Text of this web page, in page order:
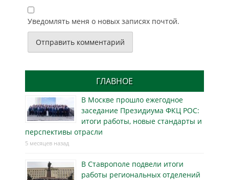
Уведомлять меня о новых записях почтой.
ГЛАВНОЕ
В Москве прошло ежегодное
заседание Президиума ФКЦ РОС:
итоги работы, новые стандарты и
перспективы отрасли
5 месяцев назад
В Ставрополе подвели итоги
работы региональных отделений